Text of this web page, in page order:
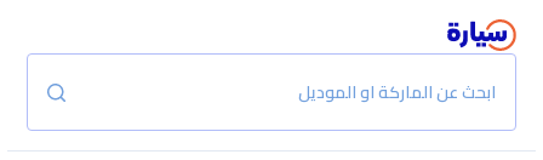
ابحث عن الماركة او الموديل